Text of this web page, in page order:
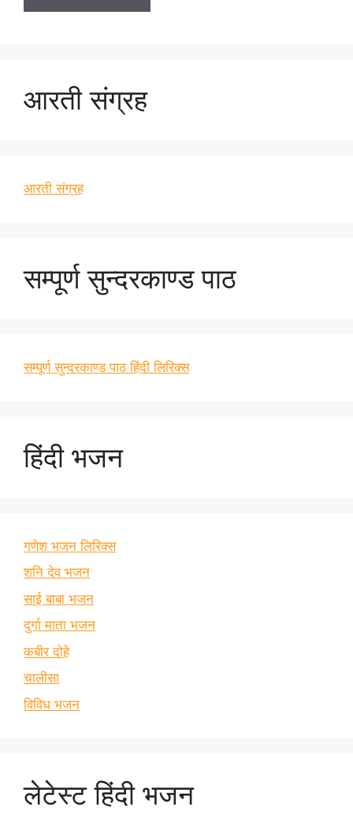
आरती संग्रह
आरती संग्रह
सम्पूर्ण सुन्दरकाण्ड पाठ
सम्पूर्ण सुन्दरकाण्ड पाठ हिंदी लिरिक्स
हिंदी भजन
गणेश भजन लिरिक्स
शनि देव भजन
साई बाबा भजन
दुर्गा माता भजन
कबीर दोहे
चालीसा
विविध भजन
लेटेस्ट हिंदी भजन